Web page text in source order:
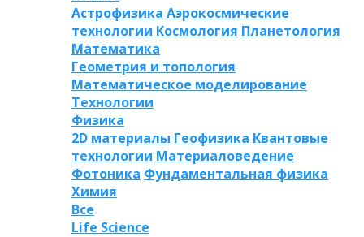
Астрофизика Аэрокосмические
технологии Космология Планетология
Математика
Геометрия и топология
Математическое моделирование
Технологии
Физика
2D материалы Геофизика Квантовые
технологии Материаловедение
Фотоника Фундаментальная физика
Химия
Все
Life Science